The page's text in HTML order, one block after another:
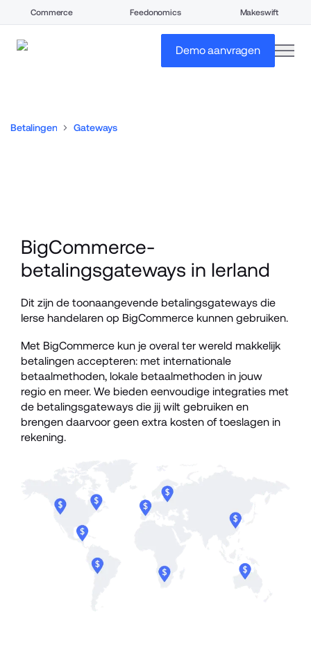
Commerce Feedonomics Makeswift
Demo aanvragen
Betalingen Gateways
BigCommerce-
betalingsgateways in Ierland
Dit zijn de toonaangevende betalingsgateways die
Ierse handelaren op BigCommerce kunnen gebruiken.
Met BigCommerce kun je overal ter wereld makkelijk
betalingen accepteren: met internationale
betaalmethoden, lokale betaalmethoden in jouw
regio en meer. We bieden eenvoudige integraties met
de betalingsgateways die jij wilt gebruiken en
brengen daarvoor geen extra kosten of toeslagen in
rekening.